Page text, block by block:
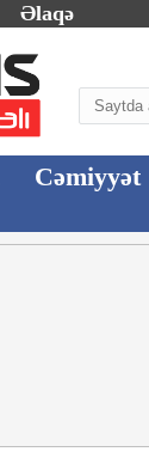
Əlaqə
Cəmiyyət